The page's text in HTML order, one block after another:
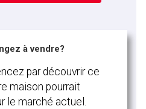
à vendre?
par découvrir ce
maison pourrait
le marché actuel.